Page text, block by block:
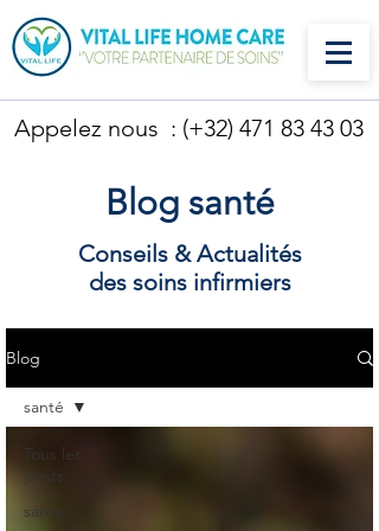
Appelez nous : (+32) 471 83 43 03
Blog santé
Conseils & Actualités
des soins infirmiers
Blog
Tous les
posts
santé
santé